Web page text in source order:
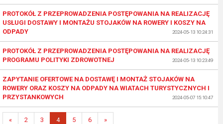
PROTOKÓŁ Z PRZEPROWADZENIA POSTĘPOWANIA NA REALIZACJĘ
USŁUGI DOSTAWY I MONTAŻU STOJAKÓW NA ROWERY I KOSZY NA
ODPADY
2024-05-13 10:24:31
PROTOKÓŁ Z PRZEPROWADZENIA POSTĘPOWANIA NA REALIZACJĘ
PROGRAMU POLITYKI ZDROWOTNEJ
2024-05-13 10:23:49
ZAPYTANIE OFERTOWE NA DOSTAWĘ I MONTAŻ STOJAKÓW NA
ROWERY ORAZ KOSZY NA ODPADY NA WIATACH TURYSTYCZNYCH I
PRZYSTANKOWYCH
2024-05-07 15:10:47
« 2 3 4 5 6 »